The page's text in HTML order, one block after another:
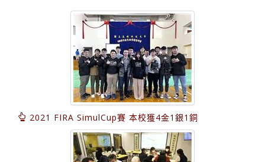
2021 FIRA SimulCup賽 本校獲4金1銀1銅